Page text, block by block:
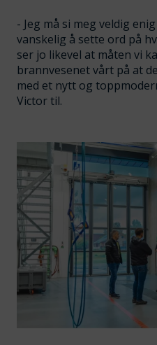
- Jeg må si meg veldig
vanskelig å sette ord på
ser jo likevel at måten vi
brannvesenet vårt på at
med et nytt og
Victor til.